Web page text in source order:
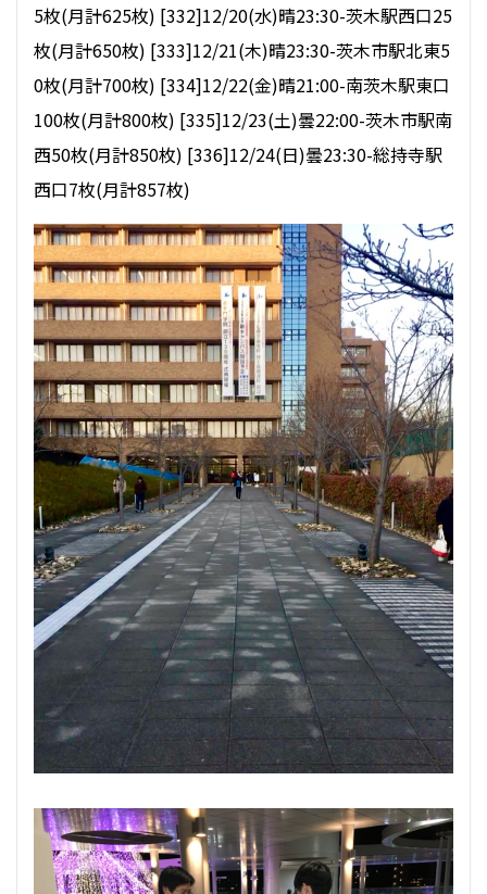
5枚(月計625枚) [332]12/20(水)晴23:30-茨木駅西口25
枚(月計650枚) [333]12/21(木)晴23:30-茨木市駅北東5
0枚(月計700枚) [334]12/22(金)晴21:00-南茨木駅東口
100枚(月計800枚) [335]12/23(土)曇22:00-茨木市駅南
西50枚(月計850枚) [336]12/24(日)曇23:30-総持寺駅
西口7枚(月計857枚)